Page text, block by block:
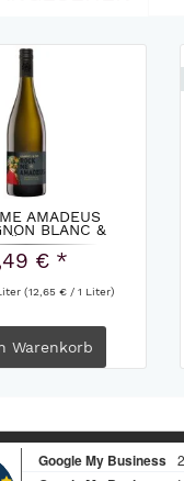
AMADEUS
BLANC &
€ *
(12,65 € / 1 Liter)
Warenkorb